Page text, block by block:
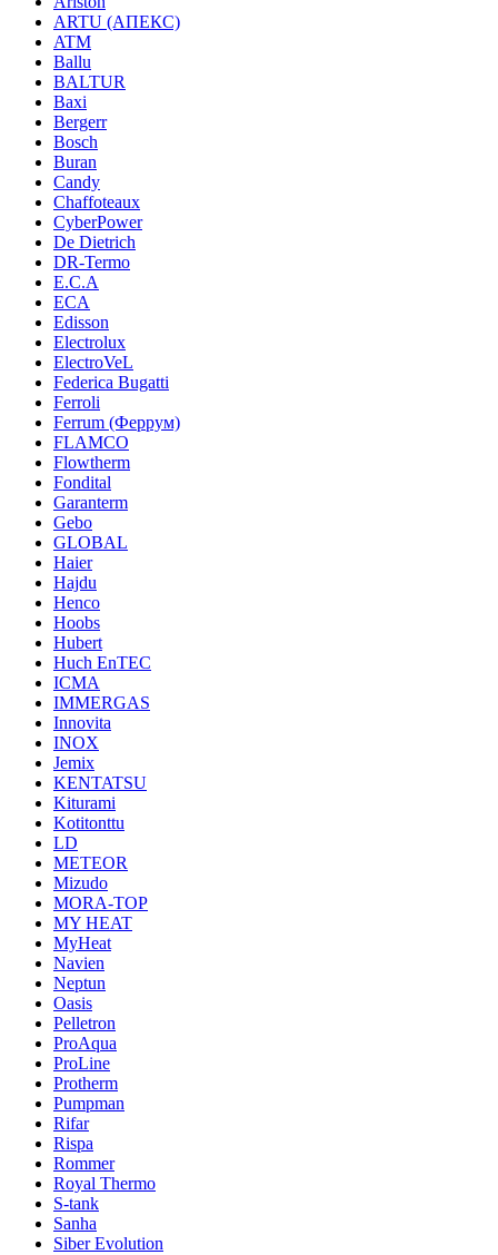
ARTU (АПЕКС)
ATM
Ballu
BALTUR
Baxi
Bergerr
Bosch
Buran
Candy
Chaffoteaux
CyberPower
De Dietrich
DR-Termo
E.C.A
ECA
Edisson
Electrolux
ElectroVeL
Federica Bugatti
Ferroli
Ferrum (Феррум)
FLAMCO
Flowtherm
Fondital
Garanterm
Gebo
GLOBAL
Haier
Hajdu
Henco
Hoobs
Hubert
Huch EnTEC
ICMA
IMMERGAS
Innovita
INOX
Jemix
KENTATSU
Kiturami
Kotitonttu
LD
METEOR
Mizudo
MORA-TOP
MY HEAT
MyHeat
Navien
Neptun
Oasis
Pelletron
ProAqua
ProLine
Protherm
Pumpman
Rifar
Rispa
Rommer
Royal Thermo
S-tank
Sanha
Siber Evolution